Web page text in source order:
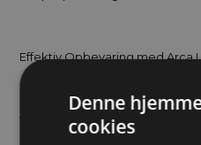
Effektiv Opbevaring med Arca
Arca lagerkasser er den
organisering på lageret,
Denne
cookies